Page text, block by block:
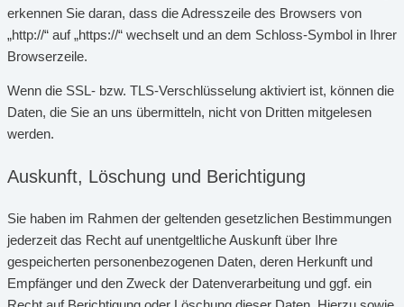
erkennen Sie daran, dass die Adresszeile des Browsers von
„http://“ auf „https://“ wechselt und an dem Schloss-Symbol in Ihrer
Browserzeile.
Wenn die SSL- bzw. TLS-Verschlüsselung aktiviert ist, können die
Daten, die Sie an uns übermitteln, nicht von Dritten mitgelesen
werden.
Auskunft, Löschung und Berichtigung
Sie haben im Rahmen der geltenden gesetzlichen Bestimmungen
jederzeit das Recht auf unentgeltliche Auskunft über Ihre
gespeicherten personenbezogenen Daten, deren Herkunft und
Empfänger und den Zweck der Datenverarbeitung und ggf. ein